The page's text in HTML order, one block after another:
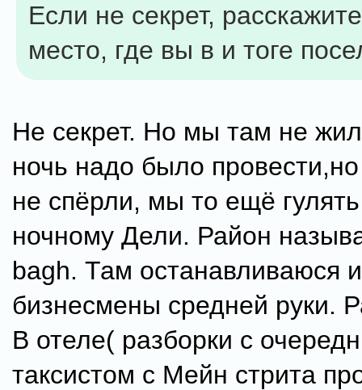
Если не секрет,
место, где вы в и тоге
Не секрет. Но мы там не
ночь надо было
не спёрли, мы то ещё
ночному Дели. Район
bagh. Там останавливаюся
бизнесмены средней руки.
В отеле( разборки с
таксистом с Мейн стрита